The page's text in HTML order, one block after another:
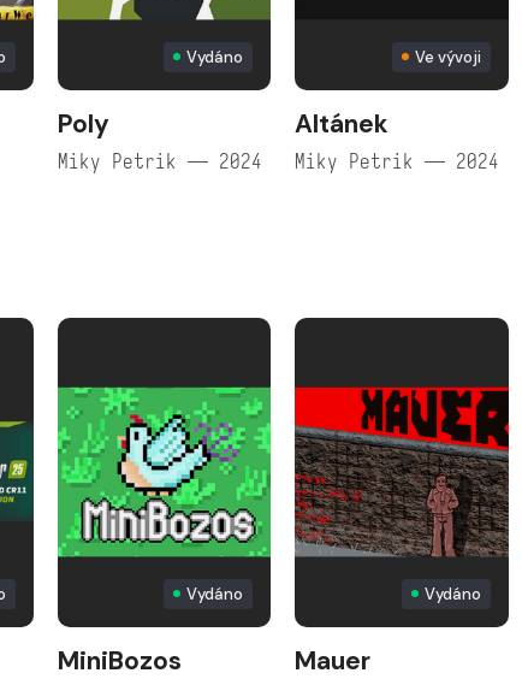
Vydáno
Poly
Miky Petrik — 2024
Ve vývoji
Altánek
Miky Petrik — 2024
Vydáno
MiniBozos
Vydáno
Mauer